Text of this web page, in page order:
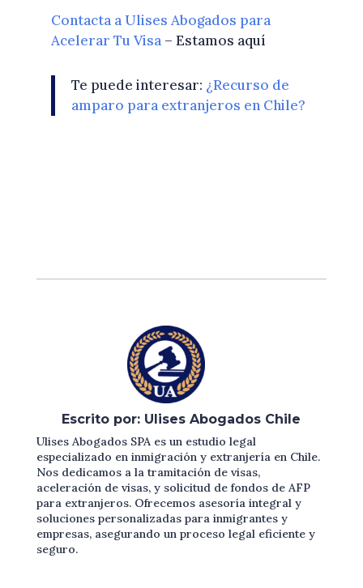
Contacta a Ulises Abogados para
Acelerar Tu Visa– Estamos aquí
Te puede interesar: ¿Recurso de
amparo para extranjeros en Chile?
Escrito por: Ulises Abogados Chile
Ulises Abogados SPA es un estudio legal
especializado en inmigración y extranjería en Chile.
Nos dedicamos a la tramitación de visas,
aceleración de visas, y solicitud de fondos de AFP
para extranjeros. Ofrecemos asesoría integral y
soluciones personalizadas para inmigrantes y
empresas, asegurando un proceso legal eficiente y
seguro.